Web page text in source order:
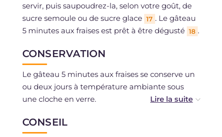
servir, puis saupoudrez-la, selon votre goût, de
sucre semoule ou de sucre glace 17 . Le gâteau
5 minutes aux fraises est prêt à être dégusté 18 .
CONSERVATION
Le gâteau 5 minutes aux fraises se conserve un
ou deux jours à température ambiante sous
une cloche en verre.
Vous pouvez le congeler après la cuisson.
CONSEIL